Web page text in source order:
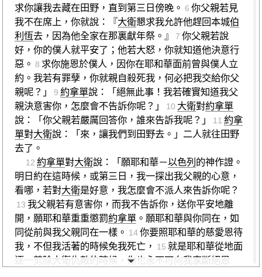
求你讓我去藏在田野，直到第三日傍晚。 6 你父親若見
我不在席上，你就說：『大衛懇求我允許他趕回本城伯
利恆去，因為他全家在那裏獻年祭。』 7 你父親若說
好，你的僕人就平安了；他若大怒，你就知道他決意行
惡。 8 求你施恩於僕人，因你在耶和華面前曾與僕人立
約。我若有罪孽，你就親自殺死我，何必把我交給你父
親呢？」
9 約拿單說：「絕無此事！我若確實知道我父
親決意害你，怎麼會不告訴你呢？」
10 大衛對約拿單
說：「你父親若嚴厲回答你，誰來告訴我呢？」
11 約拿
單對大衛說：「來，讓我們到田野去。」二人就往田野
去了。
12 約拿單對大衛說：「願耶和華－以色列 的神作證。
明日約在這時候，或第三日，我一探出我父親的心意，
看哪，若對大衛是好意，我怎麼會不派人來告訴你呢？
13 我父親若有意害你，而我不告訴你，送你平安地離
開，願耶和華重重懲罰約拿單 。願耶和華與你同在，如
同從前與我父親同在一樣。 14你要照耶和華的慈愛恩待
我，不但我活著的時候免我死亡，
15 就是耶和華從地面
逐一剪除大衛仇敵的時候，你也永不可向我家斷絕恩